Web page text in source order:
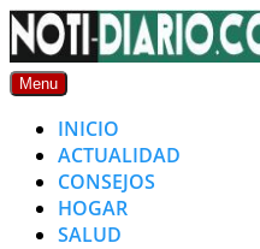
Skip
to
content
Menu
INICIO
ACTUALIDAD
CONSEJOS
HOGAR
SALUD